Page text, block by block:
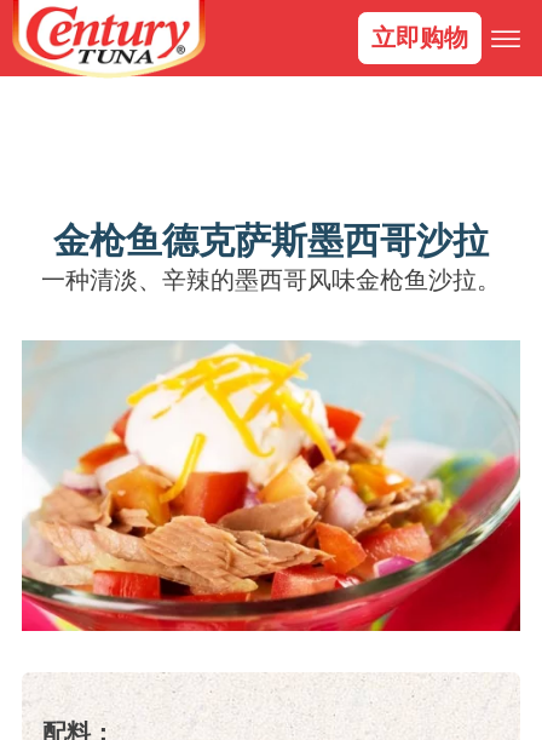
立即购物
金枪鱼德克萨斯墨西哥沙拉
一种清淡、辛辣的墨西哥风味金枪鱼沙拉。
配料：